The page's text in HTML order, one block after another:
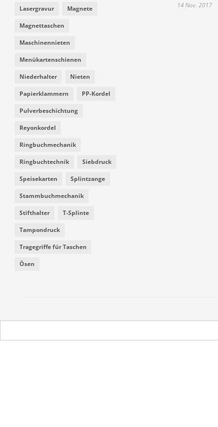
Lasergravur Magnete
Magnettaschen
Maschinennieten
Menükartenschienen
Niederhalter Nieten
Papierklammern PP-Kordel
Pulverbeschichtung
Reyonkordel
Ringbuchmechanik
Ringbuchtechnik Siebdruck
Speisekarten Splintzange
Stammbuchmechanik
Stifthalter T-Splinte
Tampondruck
Tragegriffe für Taschen
Ösen
14 Nov. 2017